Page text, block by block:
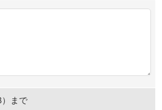
まで